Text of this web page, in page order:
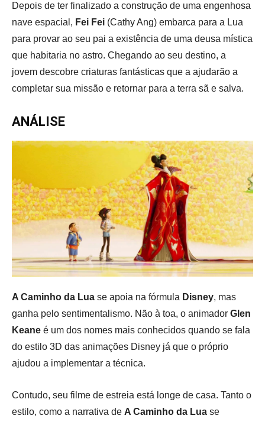
Depois de ter finalizado a construção de uma engenhosa
nave espacial, Fei Fei (Cathy Ang) embarca para a Lua
para provar ao seu pai a existência de uma deusa mística
que habitaria no astro. Chegando ao seu destino, a
jovem descobre criaturas fantásticas que a ajudarão a
completar sua missão e retornar para a terra sã e salva.
ANÁLISE
A Caminho da Lua se apoia na fórmula Disney, mas
ganha pelo sentimentalismo. Não à toa, o animador Glen
Keane é um dos nomes mais conhecidos quando se fala
do estilo 3D das animações Disney já que o próprio
ajudou a implementar a técnica.
Contudo, seu filme de estreia está longe de casa. Tanto o
estilo, como a narrativa de A Caminho da Lua se